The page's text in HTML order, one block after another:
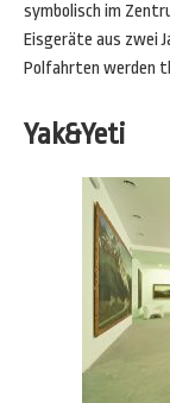
symbolisch im
Eisgeräte aus zwei
Polfahrten werden
Yak&Yeti